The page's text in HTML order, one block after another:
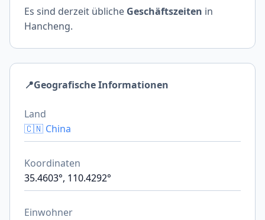
Es sind derzeit übliche Geschäftszeiten in
Hancheng.
📍Geografische Informationen
Land
🇨🇳 China
Koordinaten
35.4603°, 110.4292°
Einwohner